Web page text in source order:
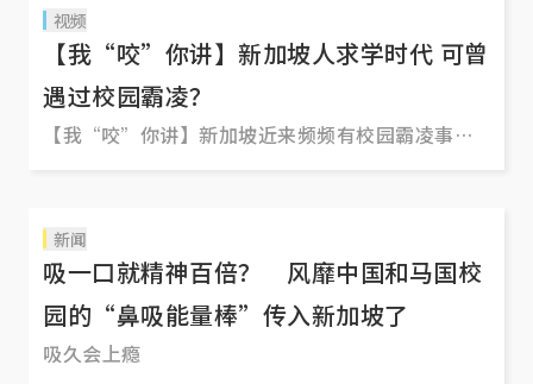
心的余温？随着更多新加坡学校推出中央厨房预制
餐，网上有不少人开始分享记忆中那一道道校园美
食。红蚂蚁走上街头，听到了新加坡人的美味心
声。
视频
【我“咬”你讲】新加坡人求学时代 可曾
遇过校园霸凌？
【我“咬”你讲】新加坡近来频频有校园霸凌事件
遭遇霸凌。今年初的另外一项调查更显示，约30%
的中学生经历过霸凌。校园霸凌是这个时代独有的
现象吗？抑或早已存在许久，只是如今因为社媒的
普及而更受关注？本期《我”咬”你讲》，听听新
加坡人分享自身经历，谈谈该如何遏止霸凌现象。
新闻
吸一口就精神百倍？ 风靡中国和马国校
园的“鼻吸能量棒”传入新加坡了
吸久会上瘾